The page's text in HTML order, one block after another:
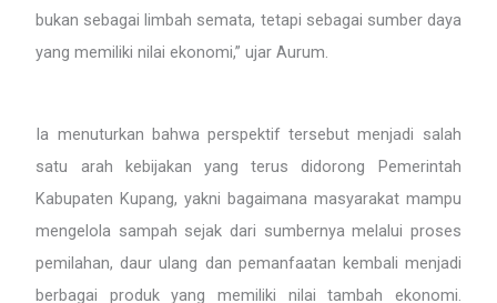
bukan sebagai limbah semata, tetapi sebagai sumber daya
yang memiliki nilai ekonomi,” ujar Aurum.
Ia menuturkan bahwa perspektif tersebut menjadi salah
satu arah kebijakan yang terus didorong Pemerintah
Kabupaten Kupang, yakni bagaimana masyarakat mampu
mengelola sampah sejak dari sumbernya melalui proses
pemilahan, daur ulang dan pemanfaatan kembali menjadi
berbagai produk yang memiliki nilai tambah ekonomi.